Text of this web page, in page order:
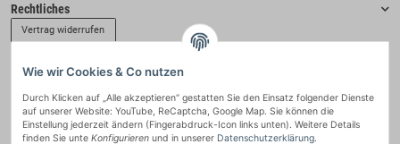
Rechtliches
Vertrag widerrufen
Zahlung & Versand
Wie wir Cookies & Co nutzen
Durch Klicken auf „Alle akzeptieren“ gestatten Sie den Einsatz folgender Dienste
auf unserer Website: YouTube, ReCaptcha, Google Map. Sie können die
Einstellung jederzeit ändern (Fingerabdruck-Icon links unten). Weitere Details
finden Sie unte Konfigurieren und in unserer Datenschutzerklärung.